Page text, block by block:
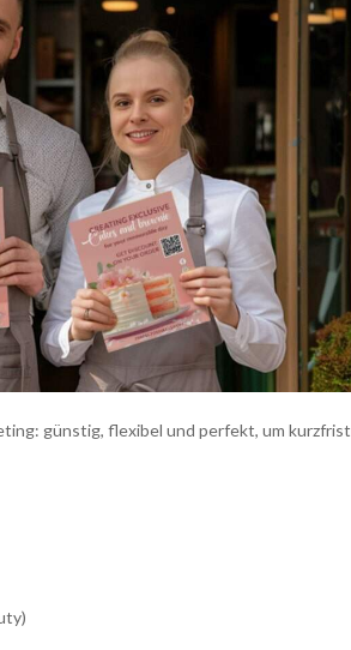
günstig, flexibel und perfekt, um